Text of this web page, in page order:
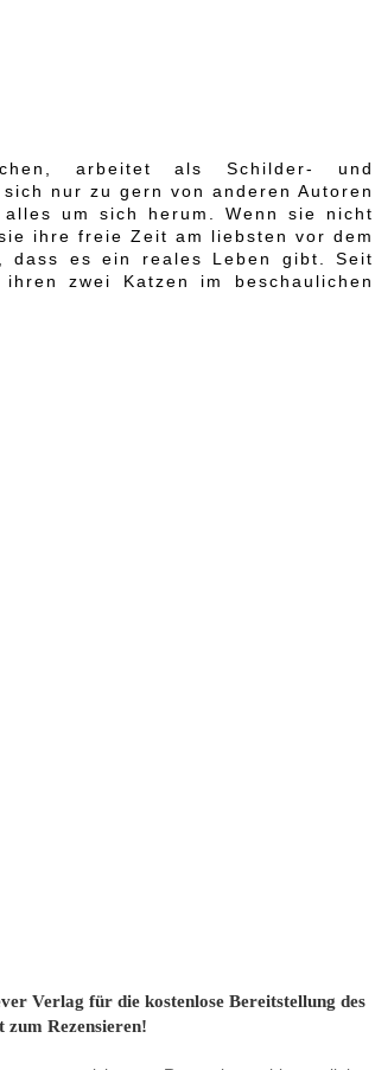
arbeitet als Schilder- und
nur zu gern von anderen Autoren
um sich herum. Wenn sie nicht
ihre freie Zeit am liebsten vor dem
dass es ein reales Leben gibt. Seit
zwei Katzen im beschaulichen
Verlag für die kostenlose Bereitstellung des
zum Rezensieren!